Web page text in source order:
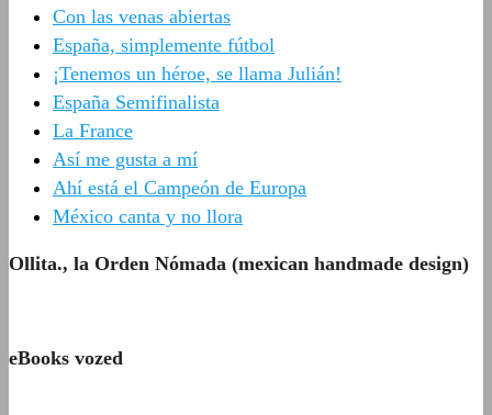
Con las venas abiertas
España, simplemente fútbol
¡Tenemos un héroe, se llama Julián!
España Semifinalista
La France
Así me gusta a mí
Ahí está el Campeón de Europa
México canta y no llora
Ollita., la Orden Nómada (mexican handmade design)
eBooks vozed